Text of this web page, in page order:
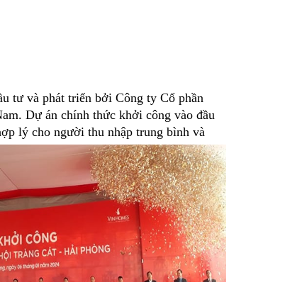
tư và phát triển bởi Công ty Cổ phần
Dự án chính thức khởi công vào đầu
lý cho người thu nhập trung bình và